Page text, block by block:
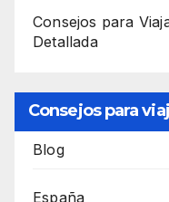
Consejos para
Detallada
Consejos para
Blog
España